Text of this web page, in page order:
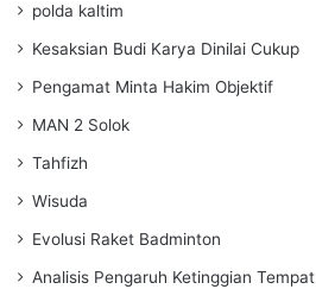
polda kaltim
Kesaksian Budi Karya Dinilai Cukup
Pengamat Minta Hakim Objektif
MAN 2 Solok
Tahfizh
Wisuda
Evolusi Raket Badminton
Analisis Pengaruh Ketinggian Tempat